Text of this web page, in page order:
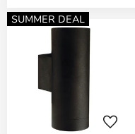
SUMMER DEAL